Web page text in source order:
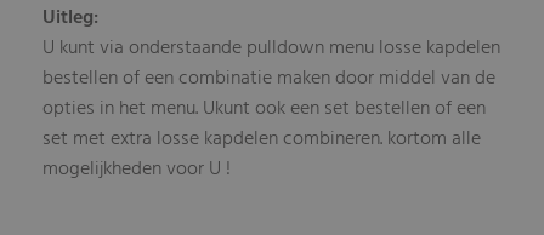
Uitleg:
U kunt via onderstaande pulldown menu losse kapdelen
bestellen of een combinatie maken door middel van de
opties in het menu. Ukunt ook een set bestellen of een
set met extra losse kapdelen combineren. kortom alle
mogelijkheden voor U !